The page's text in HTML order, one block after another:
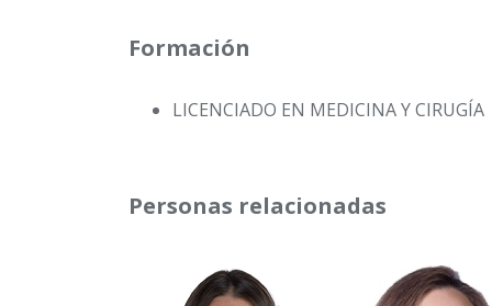
Formación
LICENCIADO EN MEDICINA Y CIRUGÍA
Personas relacionadas